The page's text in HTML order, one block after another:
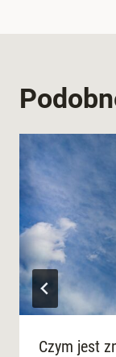
Czym jest